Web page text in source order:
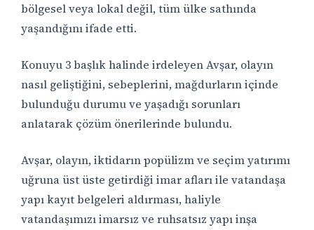
bölgesel veya lokal değil, tüm ülke sathında
yaşandığını ifade etti.
Konuyu 3 başlık halinde irdeleyen Avşar, olayın
nasıl geliştiğini, sebeplerini, mağdurların içinde
bulunduğu durumu ve yaşadığı sorunları
anlatarak çözüm önerilerinde bulundu.
Avşar, olayın, iktidarın popülizm ve seçim yatırımı
uğruna üst üste getirdiği imar afları ile vatandaşa
yapı kayıt belgeleri aldırması, haliyle
vatandaşımızı imarsız ve ruhsatsız yapı inşa